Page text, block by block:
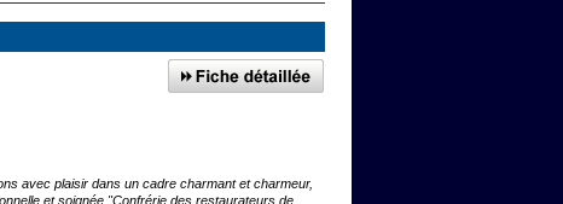
avec plaisir dans un cadre charmant et charmeur,
et soignée,"Confrérie des restaurateurs de